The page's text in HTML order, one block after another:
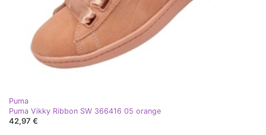
Puma
Puma Vikky Ribbon SW 366416 05 orange
42,97 €